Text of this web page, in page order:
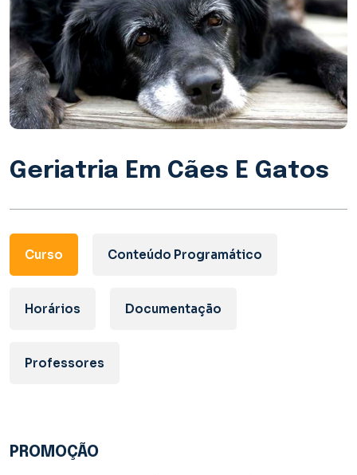
Geriatria Em Cães E Gatos
Curso Conteúdo Programático
Horários Documentação
Professores
PROMOÇÃO